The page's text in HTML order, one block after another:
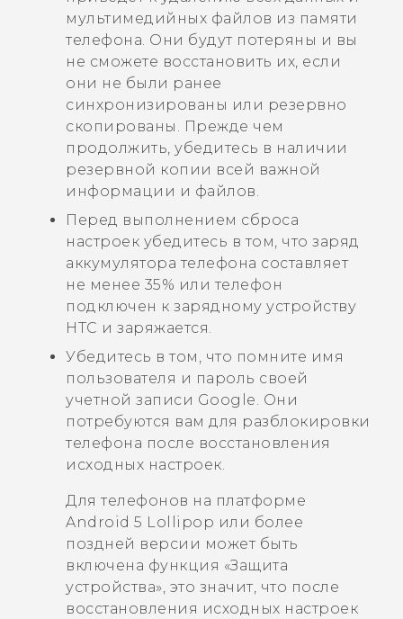
мультимедийных файлов из памяти
телефона. Они будут потеряны и вы
не сможете восстановить их, если
они не были ранее
синхронизированы или резервно
скопированы. Прежде чем
продолжить, убедитесь в наличии
резервной копии всей важной
информации и файлов.
Перед выполнением сброса
настроек убедитесь в том, что заряд
аккумулятора телефона составляет
не менее 35% или телефон
подключен к зарядному устройству
HTC и заряжается.
Убедитесь в том, что помните имя
пользователя и пароль своей
учетной записи Google. Они
потребуются вам для разблокировки
телефона после восстановления
исходных настроек.
Для телефонов на платформе
Android 5 Lollipop или более
поздней версии может быть
включена функция «Защита
устройства», это значит, что после
восстановления исходных настроек